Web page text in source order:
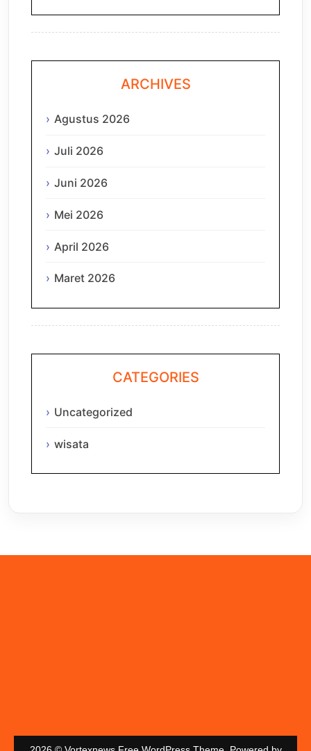
ARCHIVES
Agustus 2026
Juli 2026
Juni 2026
Mei 2026
April 2026
Maret 2026
CATEGORIES
Uncategorized
wisata